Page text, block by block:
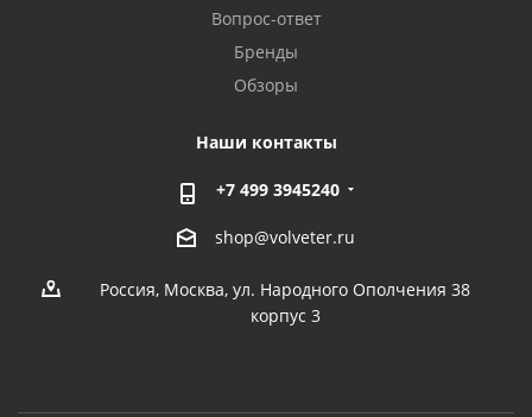
Вопрос-ответ
Бренды
Обзоры
Наши контакты
+7 499 3945240
shop@volveter.ru
Россия, Москва, ул. Народного Ополчения 38
корпус 3